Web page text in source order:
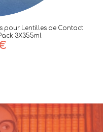
pour Lentilles de Contact
3X355ml